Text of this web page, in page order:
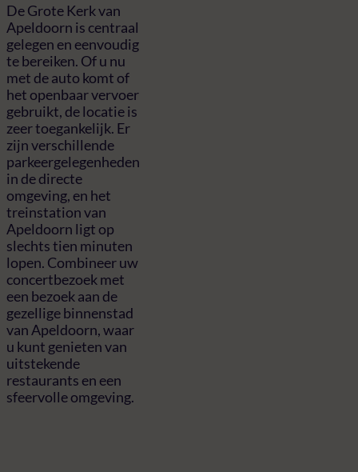
De Grote Kerk van
Apeldoorn is centraal
gelegen en eenvoudig
te bereiken. Of u nu
met de auto komt of
het openbaar vervoer
gebruikt, de locatie is
zeer toegankelijk. Er
zijn verschillende
parkeergelegenheden
in de directe
omgeving, en het
treinstation van
Apeldoorn ligt op
slechts tien minuten
lopen. Combineer uw
concertbezoek met
een bezoek aan de
gezellige binnenstad
van Apeldoorn, waar
u kunt genieten van
uitstekende
restaurants en een
sfeervolle omgeving.